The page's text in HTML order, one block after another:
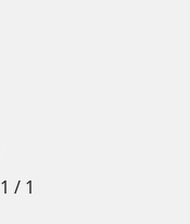
1 / 1